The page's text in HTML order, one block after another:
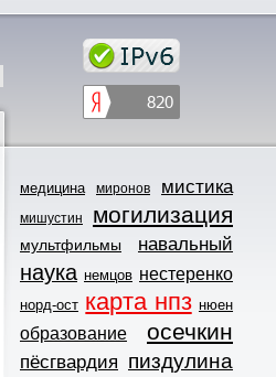
медицина миронов мистика
мишустин могилизация
мультфильмы навальный
наука немцов нестеренко
норд-ост карта нпз нюен
образование осечкин
пёсгвардия пиздулина